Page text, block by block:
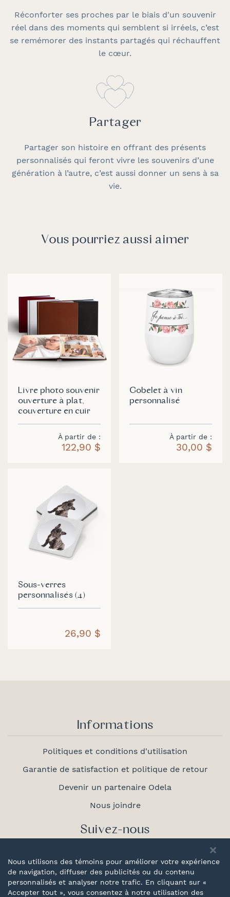
Réconforter ses proches par le biais d'un souvenir
réel dans des moments qui semblent si irréels, c’est
se remémorer des instants partagés qui réchauffent
le cœur.
Partager
Partager son histoire en offrant des présents
personnalisés qui feront vivre les souvenirs d’une
génération à l’autre, c’est aussi donner un sens à sa
vie.
Vous pourriez aussi aimer
Livre photo souvenir
ouverture à plat,
couverture en cuir
À partir de
122,90 $
Gobelet à vin
personnalisé
À partir de
30,00 $
Sous-verres
personnalisés (4)
26,90 $
Informations
Politiques et conditions d'utilisation
Garantie de satisfaction et politique de retour
Devenir un partenaire Odela
Nous joindre
Suivez-nous
Fièrement
canadien
Nous utilisons des témoins pour améliorer votre expérience
de navigation, diffuser des publicités ou du contenu
personnalisés et analyser notre trafic. En cliquant sur «
Accepter tout », vous consentez à notre utilisation des